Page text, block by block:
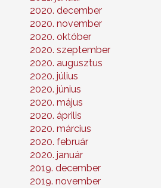
2020. december
2020. november
2020. október
2020. szeptember
2020. augusztus
2020. július
2020. június
2020. május
2020. április
2020. március
2020. február
2020. január
2019. december
2019. november